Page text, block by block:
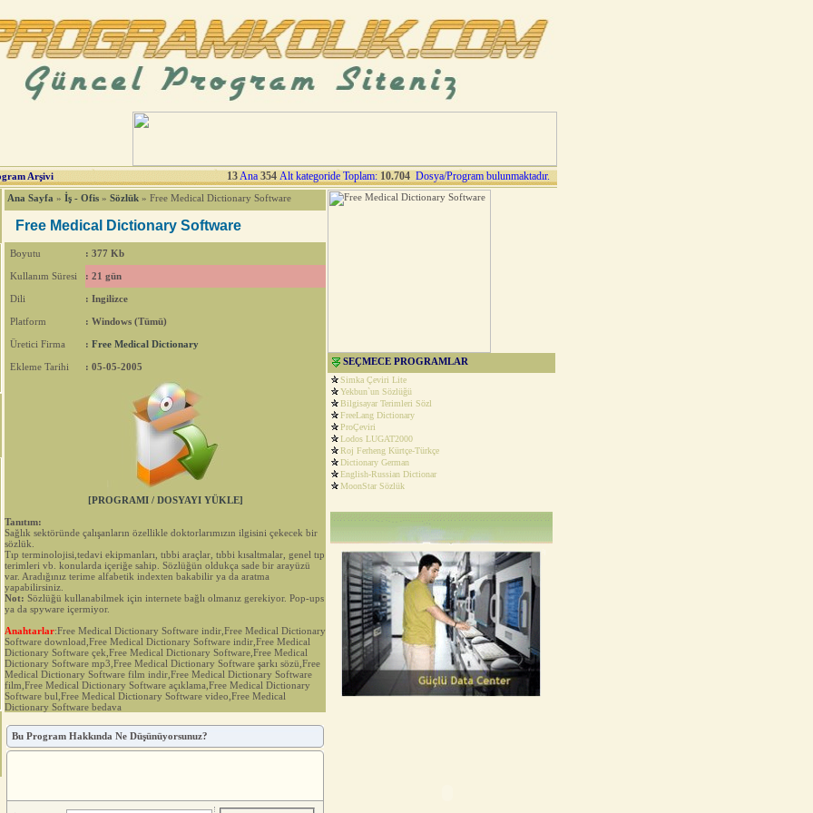
Arşivi 13Ana 354 Alt kategoride Toplam: 10.704 Dosya/Program bulunmaktadır.
Ana Sayfa » İş - Ofis » Sözlük » Free Medical Dictionary Software
Free Medical Dictionary Software
Boyutu : 377 Kb
Kullanım Süresi : 21 gün
Dili : Ingilizce
Platform : Windows (Tümü)
Üretici Firma : Free Medical Dictionary
Ekleme Tarihi : 05-05-2005
[PROGRAMI / DOSYAYI YÜKLE]
Tanıtım:
Sağlık sektöründe çalışanların özellikle doktorlarımızın ilgisini çekecek bir
sözlük.
Tıp terminolojisi,tedavi ekipmanları, tıbbi araçlar, tıbbi kısaltmalar, genel tıp
terimleri vb. konularda içeriğe sahip. Sözlüğün oldukça sade bir arayüzü
var. Aradığınız terime alfabetik indexten bakabilir ya da aratma
yapabilirsiniz.
Not: Sözlüğü kullanabilmek için internete bağlı olmanız gerekiyor. Pop-ups
ya da spyware içermiyor.
Anahtarlar:Free Medical Dictionary Software indir,Free Medical Dictionary
Software download,Free Medical Dictionary Software indir,Free Medical
Dictionary Software çek,Free Medical Dictionary Software,Free Medical
Dictionary Software mp3,Free Medical Dictionary Software şarkı sözü,Free
Medical Dictionary Software film indir,Free Medical Dictionary Software
film,Free Medical Dictionary Software açıklama,Free Medical Dictionary
Software bul,Free Medical Dictionary Software video,Free Medical
Dictionary Software bedava
Bu Program Hakkında Ne Düşünüyorsunuz?
SEÇMECE PROGRAMLAR
Simka Çeviri Lite
Yekbun`un Sözlüğü
Bilgisayar Terimleri Sözl
FreeLang Dictionary
ProÇeviri
Lodos LUGAT2000
Roj Ferheng Kürtçe-Türkçe
Dictionary German
English-Russian Dictionar
MoonStar Sözlük